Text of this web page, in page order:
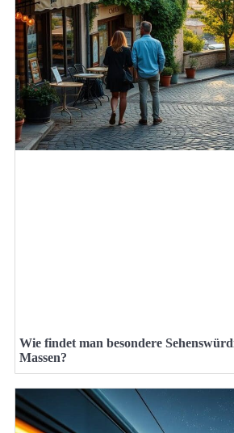
Wie findet man besondere
Massen?